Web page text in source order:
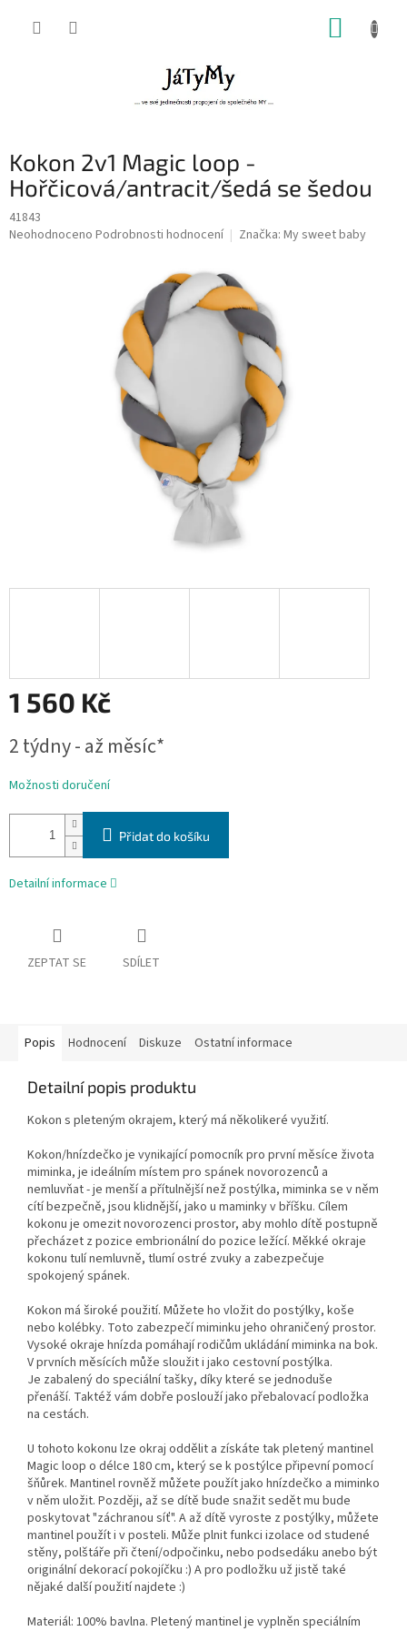
Kokon 2v1 Magic loop -
Hořčicová/antracit/šedá se šedou
41843
Průměrné
Neohodnoceno Podrobnosti hodnocení Značka: My sweet baby
1 560 Kč
cena:
2 týdny - až měsíc*
Možnosti doručení
Přidat do košíku
Detailní informace
ZEPTAT SE SDÍLET
Popis Hodnocení Diskuze Ostatní informace
Detailní popis produktu
Kokon s pleteným okrajem, který má několikeré využití.
Kokon/hnízdečko je vynikající pomocník pro první měsíce života
miminka, je ideálním místem pro spánek novorozenců a
nemluvňat - je menší a přítulnější než postýlka, miminka se v něm
cítí bezpečně, jsou klidnější, jako u maminky v bříšku. Cílem
kokonu je omezit novorozenci prostor, aby mohlo dítě postupně
přecházet z pozice embrionální do pozice ležící. Měkké okraje
kokonu tulí nemluvně, tlumí ostré zvuky a zabezpečuje
spokojený spánek.
Kokon má široké použití. Můžete ho vložit do postýlky, koše
nebo kolébky. Toto zabezpečí miminku jeho ohraničený prostor.
Vysoké okraje hnízda pomáhají rodičům ukládání miminka na bok.
V prvních měsících může sloužit i jako cestovní postýlka.
Je zabalený do speciální tašky, díky které se jednoduše
přenáší. Taktéž vám dobře poslouží jako přebalovací podložka
na cestách.
U tohoto kokonu lze okraj oddělit a získáte tak pletený mantinel
Magic loop o délce 180 cm, který se k postýlce připevní pomocí
šňůrek. Mantinel rovněž můžete použít jako hnízdečko a miminko
v něm uložit. Později, až se dítě bude snažit sedět mu bude
poskytovat "záchranou síť". A až dítě vyroste z postýlky, můžete
mantinel použít i v posteli. Může plnit funkci izolace od studené
stěny, polštáře při čtení/odpočinku, nebo podsedáku anebo být
originální dekorací pokojíčku :) A pro podložku už jistě také
nějaké další použití najdete :)
Materiál: 100% bavlna. Pletený mantinel je vyplněn speciálním